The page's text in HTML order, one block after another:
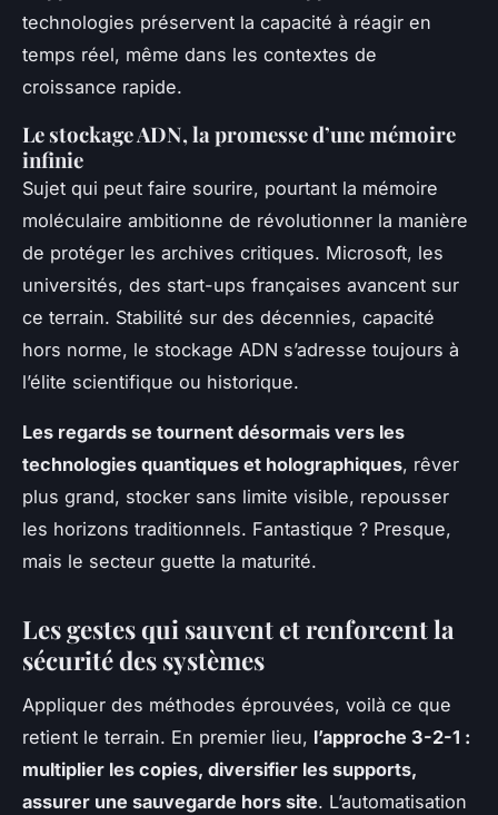
technologies préservent la capacité à réagir en
temps réel, même dans les contextes de
croissance rapide.
Le stockage ADN, la promesse d’une mémoire
infinie
Sujet qui peut faire sourire, pourtant la mémoire
moléculaire ambitionne de révolutionner la manière
de protéger les archives critiques. Microsoft, les
universités, des start-ups françaises avancent sur
ce terrain. Stabilité sur des décennies, capacité
hors norme, le stockage ADN s’adresse toujours à
l’élite scientifique ou historique.
Les regards se tournent désormais vers les
technologies quantiques et holographiques, rêver
plus grand, stocker sans limite visible, repousser
les horizons traditionnels. Fantastique ? Presque,
mais le secteur guette la maturité.
Les gestes qui sauvent et renforcent la
sécurité des systèmes
Appliquer des méthodes éprouvées, voilà ce que
retient le terrain. En premier lieu, l’approche 3-2-1 :
multiplier les copies, diversifier les supports,
assurer une sauvegarde hors site. L’automatisation